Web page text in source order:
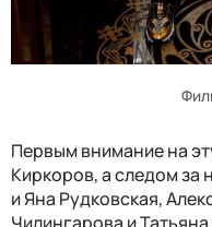
Первым внимание на
Киркоров, а следом за
и Яна Рудковская,
Чилингарова и